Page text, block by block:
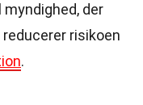
der
risikoen
.